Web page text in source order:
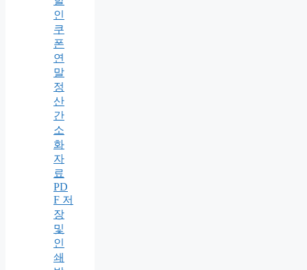
인
쿠
폰
연
말
정
산
간
소
화
자
료
PD
F 저
장
및
인
쇄